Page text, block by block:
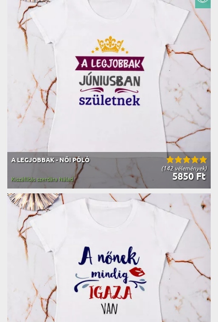
(142 vélemények)
A LEGJOBBAK - NŐI PÓLÓ
5850 Ft
Kiszállítás szerdára Nálad